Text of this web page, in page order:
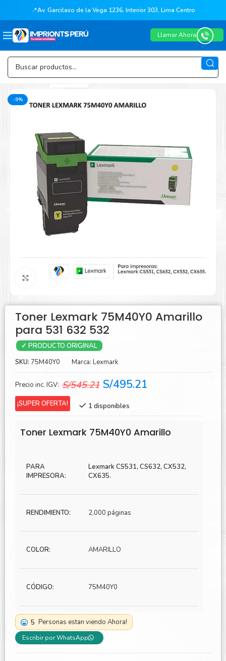
📍Av. Garcilaso de la Vega 1236, Interior 303, Lima Centro
Llamar Ahora
-9%
Agrandar
Toner Lexmark 75M40Y0 Amarillo
para 531 632 532
✓ PRODUCTO ORIGINAL
SKU: 75M40Y0 Marca: Lexmark
Precio inc. IGV: S/545.21 El
original
S/545.21.
S/495.21
S/495.21.
¡SUPER OFERTA! 1 disponibles
Toner Lexmark 75M40Y0 Amarillo
PARA
IMPRESORA:
Lexmark CS531, CS632, CX532,
CX635.
RENDIMIENTO: 2,000 páginas
COLOR: AMARILLO
CÓDIGO: 75M40Y0
5 Personas estan viendo Ahora!
Escribir por WhatsApp